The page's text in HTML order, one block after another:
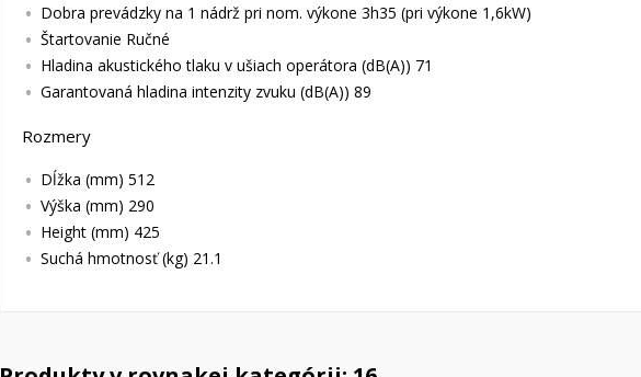
Dobra prevádzky na 1 nádrž pri nom. výkone 3h35 (pri výkone 1,6kW)
Štartovanie Ručné
Hladina akustického tlaku v ušiach operátora (dB(A)) 71
Garantovaná hladina intenzity zvuku (dB(A)) 89
Rozmery
Dĺžka (mm) 512
Výška (mm) 290
Height (mm) 425
Suchá hmotnosť (kg) 21.1